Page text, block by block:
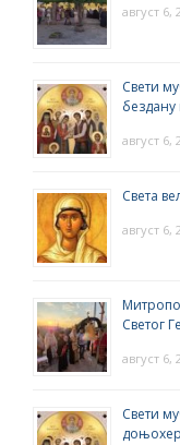
август 6,
Свети
август 6,
Света
август 6,
Светог
август 6,
Свети